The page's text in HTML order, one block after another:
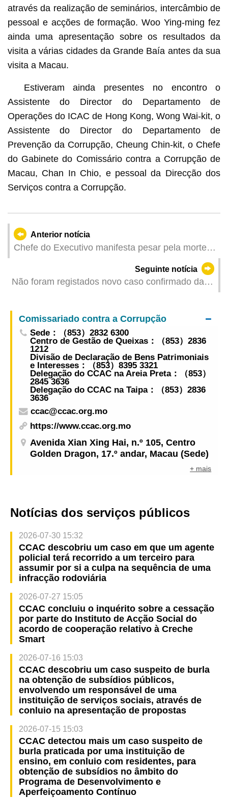
através da realização de seminários, intercâmbio de
pessoal e acções de formação. Woo Ying-ming fez
ainda uma apresentação sobre os resultados da
visita a várias cidades da Grande Baía antes da sua
visita a Macau.
Estiveram ainda presentes no encontro o
Assistente do Director do Departamento de
Operações do ICAC de Hong Kong, Wong Wai-kit, o
Assistente do Director do Departamento de
Prevenção da Corrupção, Cheung Chin-kit, o Chefe
do Gabinete do Comissário contra a Corrupção de
Macau, Chan In Chio, e pessoal da Direcção dos
Serviços contra a Corrupção.
Anterior notícia
Chefe do Executivo manifesta pesar pela morte
Seguinte notícia
Não foram registados novo caso confirmado da
Cov-2 em Macau no dia 29 de Abril
Comissariado contra a Corrupção
Sede：（853）2832 6300
Centro de Gestão de Queixas：（853）2836
1212
Divisão de Declaração de Bens Patrimoniais
e Interesses：（853）8395 3321
Delegação do CCAC na Areia Preta：（853）
2845 3636
Delegação do CCAC na Taipa：（853）2836
3636
ccac@ccac.org.mo
https://www.ccac.org.mo
Avenida Xian Xing Hai, n.º 105, Centro
Golden Dragon, 17.º andar, Macau (Sede)
+ mais
Notícias dos serviços públicos
2026-07-30 15:32
CCAC descobriu um caso em que um agente
policial terá recorrido a um terceiro para
assumir por si a culpa na sequência de uma
infracção rodoviária
2026-07-27 15:05
CCAC concluiu o inquérito sobre a cessação
por parte do Instituto de Acção Social do
acordo de cooperação relativo à Creche
Smart
2026-07-16 15:03
CCAC descobriu um caso suspeito de burla
na obtenção de subsídios públicos,
envolvendo um responsável de uma
instituição de serviços sociais, através de
conluio na apresentação de propostas
2026-07-15 15:03
CCAC detectou mais um caso suspeito de
burla praticada por uma instituição de
ensino, em conluio com residentes, para
obtenção de subsídios no âmbito do
Programa de Desenvolvimento e
Aperfeiçoamento Contínuo